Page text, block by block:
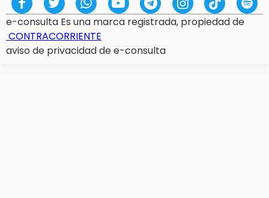
e-consulta Es una marca registrada, propiedad de
CONTRACORRIENTE
aviso de privacidad de e-consulta